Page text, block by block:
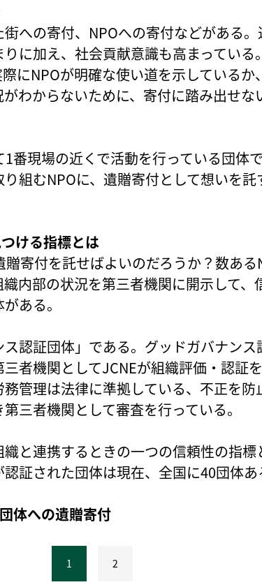
への寄付、NPOへの寄付などがある
りに加え、社会貢献意識も高まっている
にNPOが明確な使い道を示しているか
わからないために、寄付に踏み出せな
番現場の近くで活動を行っている団体
組むNPOに、遺贈寄付として想いを託
ける指標とは
寄付を託せばよいのだろうか？数ある
内部の状況を第三者機関に開示して、
ある。
認証団体」である。グッドガバナンス
者機関としてJCNEが組織評価・認証
管理は法律に準拠している、不正を防
三者機関として審査を行っている。
と連携するときの一つの信頼性の指標
証された団体は現在、全国に40団体あ
体への遺贈寄付
1 2